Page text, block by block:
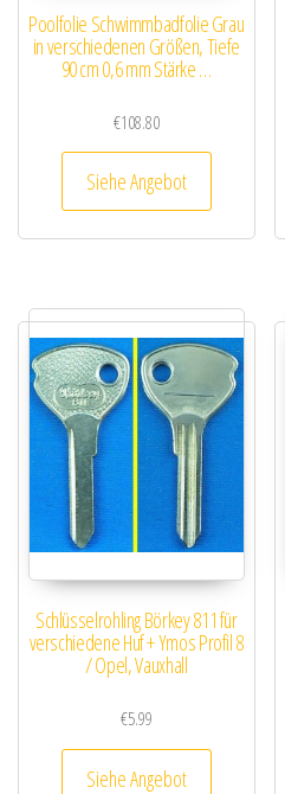
Poolfolie Schwimmbadfolie Grau
in verschiedenen Größen, Tiefe
90 cm 0,6 mm Stärke …
€108.80
Siehe Angebot
Schlüsselrohling Börkey 811 für
verschiedene Huf + Ymos Profil 8
/ Opel, Vauxhall
€5.99
Siehe Angebot